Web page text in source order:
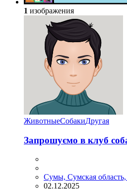
1 изображения
ЖивотныеСобакиДругая
Запрошуємо в клуб
Сумы, Сумская
02.12.2025